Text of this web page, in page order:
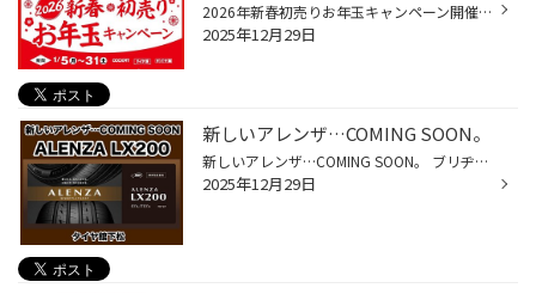
2026年新春初売りお年玉キャンペーン開催のお知らせ。 2026年新春初売りお年玉キャンペーン開催します。 開催期間:1月5日(月曜日)〜31日(土曜日)まで。
2025年12月29日
新しいアレンザ…COMING SOON。
新しいアレンザ…COMING SOON。 ブリヂストン アレンザLX200
2025年12月29日